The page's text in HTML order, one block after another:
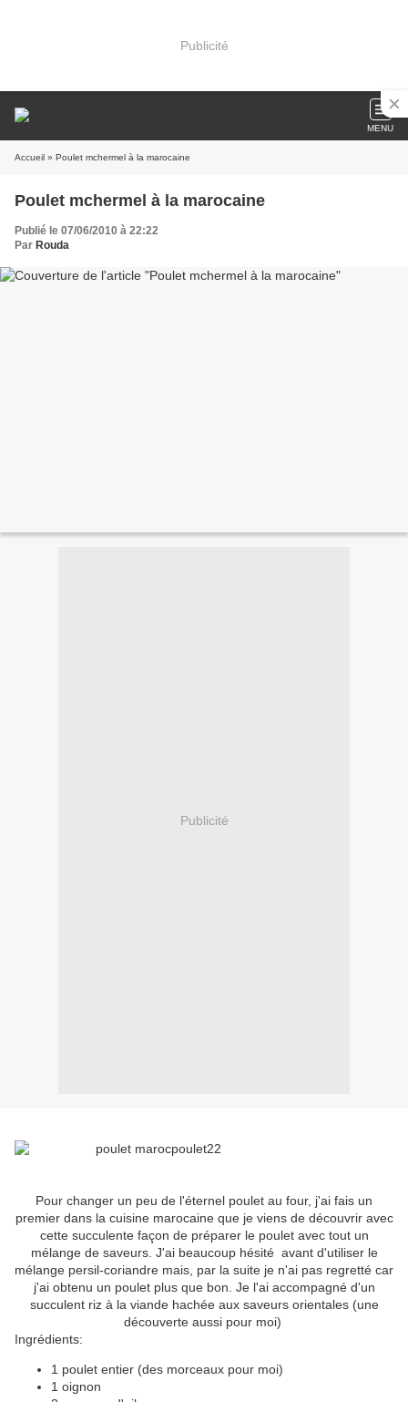
Publicité
MENU
Accueil » Poulet mchermel à la marocaine
Poulet mchermel à la marocaine
Publié le 07/06/2010 à 22:22
Par Rouda
Publicité
Pour changer un peu de l'éternel poulet au four, j'ai fais un
premier dans la cuisine marocaine que je viens de découvrir avec
cette succulente façon de préparer le poulet avec tout un
mélange de saveurs. J'ai beaucoup hésité avant d'utiliser le
mélange persil-coriandre mais, par la suite je n'ai pas regretté car
j'ai obtenu un poulet plus que bon. Je l'ai accompagné d'un
succulent riz à la viande hachée aux saveurs orientales (une
découverte aussi pour moi)
Ingrédients:
1 poulet entier (des morceaux pour moi)
1 oignon